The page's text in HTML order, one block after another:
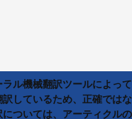
ル機械翻訳ツールによっ
しているため、正確では
ついては、アーティクル